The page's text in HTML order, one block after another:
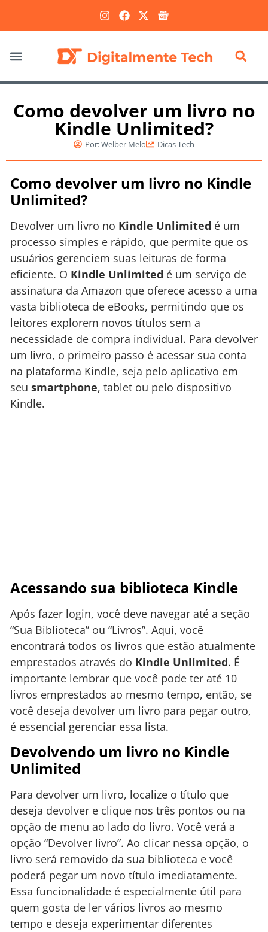
Como devolver um livro no
Kindle Unlimited?
Por:Welber Melo Dicas Tech
Como devolver um livro no Kindle
Unlimited?
Devolver um livro no Kindle Unlimited é um
processo simples e rápido, que permite que os
usuários gerenciem suas leituras de forma
eficiente. O Kindle Unlimited é um serviço de
assinatura da Amazon que oferece acesso a uma
vasta biblioteca de eBooks, permitindo que os
leitores explorem novos títulos sem a
necessidade de compra individual. Para devolver
um livro, o primeiro passo é acessar sua conta
na plataforma Kindle, seja pelo aplicativo em
seu smartphone, tablet ou pelo dispositivo
Kindle.
Acessando sua biblioteca Kindle
Após fazer login, você deve navegar até a seção
“Sua Biblioteca” ou “Livros”. Aqui, você
encontrará todos os livros que estão atualmente
emprestados através do Kindle Unlimited. É
importante lembrar que você pode ter até 10
livros emprestados ao mesmo tempo, então, se
você deseja devolver um livro para pegar outro,
é essencial gerenciar essa lista.
Devolvendo um livro no Kindle
Unlimited
Para devolver um livro, localize o título que
deseja devolver e clique nos três pontos ou na
opção de menu ao lado do livro. Você verá a
opção “Devolver livro”. Ao clicar nessa opção, o
livro será removido da sua biblioteca e você
poderá pegar um novo título imediatamente.
Essa funcionalidade é especialmente útil para
quem gosta de ler vários livros ao mesmo
tempo e deseja experimentar diferentes